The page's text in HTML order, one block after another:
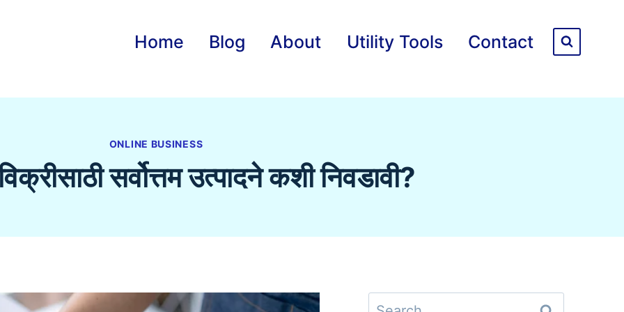
Home Blog About Utility Tools Contact
ONLINE BUSINESS
सर्वोत्तम उत्पादने कशी निवडावी?
Search